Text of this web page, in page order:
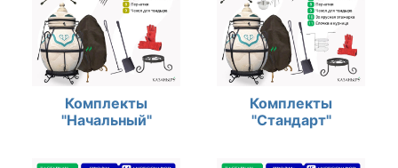
Комплекты
"Начальный"
Комплекты
"Стандарт"